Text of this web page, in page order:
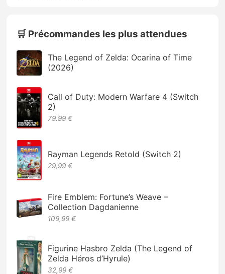
🛒 Précommandes les plus attendues
The Legend of Zelda: Ocarina of Time
(2026)
Call of Duty: Modern Warfare 4 (Switch
2)
79.99 €
Rayman Legends Retold (Switch 2)
29,99 €
Fire Emblem: Fortune’s Weave –
Collection Dagdanienne
109,99 €
Figurine Hasbro Zelda (The Legend of
Zelda Héros d’Hyrule)
32,99 €